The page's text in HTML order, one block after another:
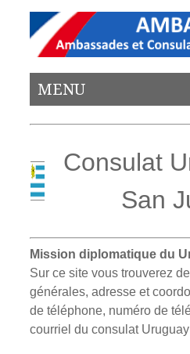
MENU
Consulat
San
Mission diplomatique du
Sur ce site vous trouverez
générales, adresse et
de téléphone, numéro de
courriel du consulat